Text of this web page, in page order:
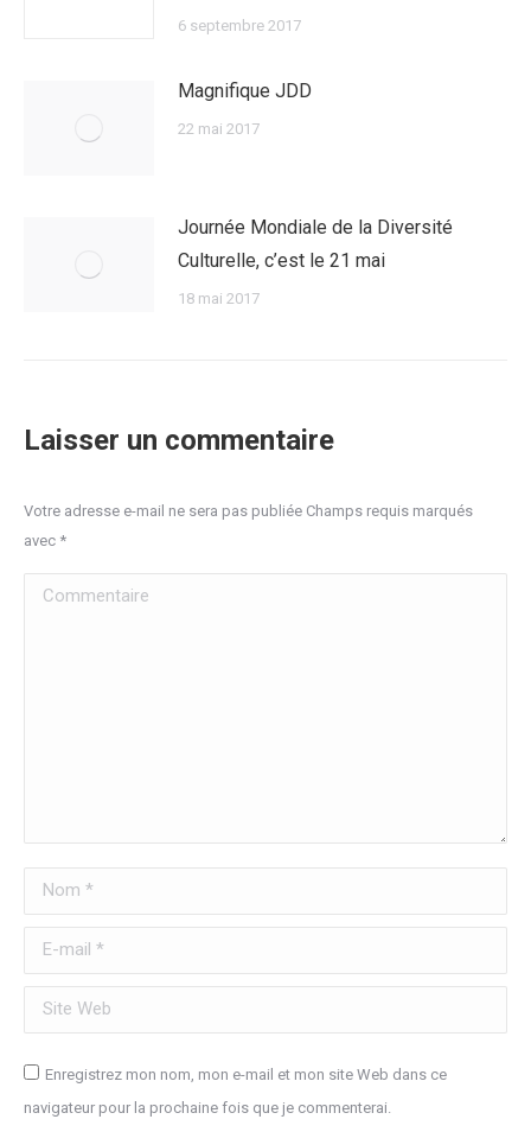
6 septembre 2017
Magnifique JDD
22 mai 2017
Journée Mondiale de la Diversité
Culturelle, c’est le 21 mai
18 mai 2017
Laisser un commentaire
Votre adresse e-mail ne sera pas publiée Champs requis marqués
avec *
Commentaire
Nom *
E-mail *
Site Web
Enregistrez mon nom, mon e-mail et mon site Web dans ce
navigateur pour la prochaine fois que je commenterai.